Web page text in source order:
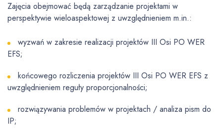
Zajęcia obejmować będą zarządzanie projektami w
perspektywie wieloaspektowej z uwzględnieniem m.in.:
wyzwań w zakresie realizacji projektów III Osi PO WER
EFS;
końcowego rozliczenia projektów III Osi PO WER EFS z
uwzględnieniem reguły proporcjonalności;
rozwiązywania problemów w projektach / analiza pism do
IP;